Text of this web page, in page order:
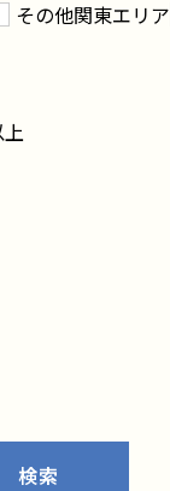
その他関東エリア
検索